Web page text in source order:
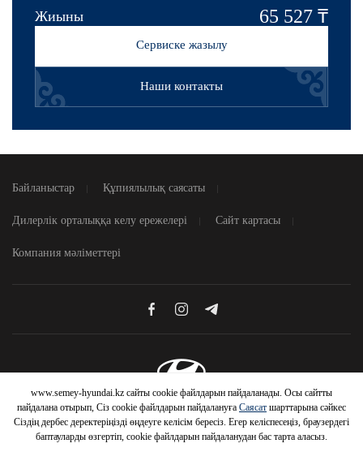
Жиыны 65 527 ₸
Сервиске жазылу
Наши контакты
Байланыстар Құпиялылық саясаты
Дилерлік орталыққа келу ережелері Сайт картасы
Компания мәліметтері
© 2026 Hyundai Motor Company
www.semey-hyundai.kz сайты cookie файлдарын пайдаланады. Осы сайтты
пайдалана отырып, Сіз cookie файлдарын пайдалануға Саясат шарттарына сәйкес
Сіздің дербес деректеріңізді өңдеуге келісім бересіз. Егер келіспесеңіз, браузердегі
баптауларды өзгертіп, cookie файлдарын пайдаланудан бас тарта аласыз.